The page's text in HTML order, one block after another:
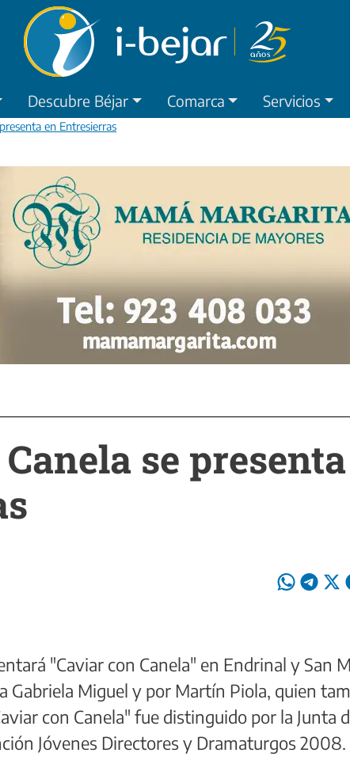
Descubre Béjar Comarca Servicios
en Entresierras
se
"Caviar con Canela" en Endrinal y San
Gabriela Miguel y por Martín Piola, quien
con Canela" fue distinguido por la Junta
Jóvenes Directores y Dramaturgos 2008.